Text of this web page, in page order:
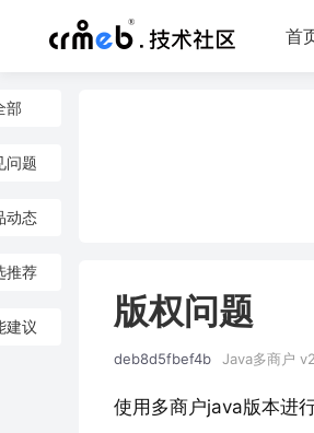
首
部
问题
动态
推荐
建议 版权问题
deb8d5fbef4b Java多商户
使用多商户java版本进